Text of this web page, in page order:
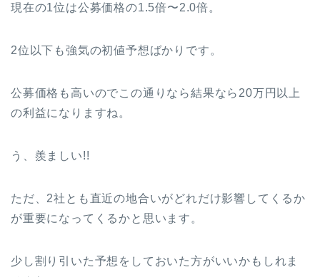
現在の1位は公募価格の1.5倍〜2.0倍。
2位以下も強気の初値予想ばかりです。
公募価格も高いのでこの通りなら結果なら20万円以上
の利益になりますね。
う、羨ましい!!
ただ、2社とも直近の地合いがどれだけ影響してくるか
が重要になってくるかと思います。
少し割り引いた予想をしておいた方がいいかもしれま